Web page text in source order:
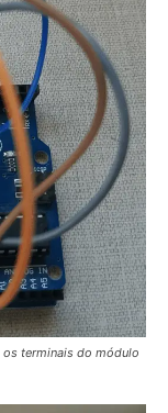
os terminais do módulo